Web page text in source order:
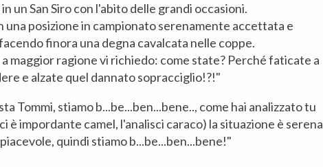
un San Siro con l'abito delle grandi occasioni.
una posizione in campionato serenamente accettata e
finora una degna cavalcata nelle coppe.
a maggior ragione vi richiedo: come state? Perché faticate a
e alzate quel dannato sopracciglio!?!"
Tommi, stiamo b...be...ben...bene.., come hai analizzato tu
è impordante camel, l'analisci caraco) la situazione è serena
quindi stiamo b...be...ben...bene!"